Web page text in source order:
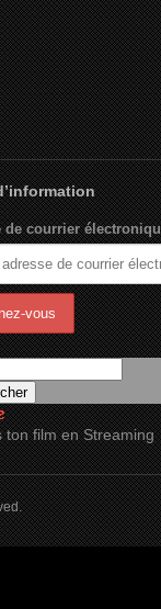
de courrier
ton film en Streaming